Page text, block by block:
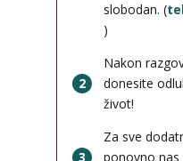
slobodan. (
)
2
Nakon
donesite
život!
3
Za sve
ponovno